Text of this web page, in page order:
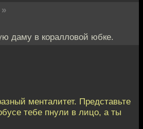
»
даму в коралловой юбке.
менталитет. Представьте
тебе пнули в лицо, а ты